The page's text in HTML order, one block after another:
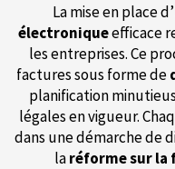
La mise en place
électroniqueefficace
les entreprises. Ce
factures sous forme de
planification
légales en vigueur.
dans une démarche de
laréforme sur